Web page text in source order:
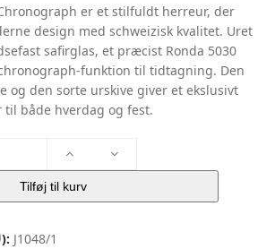
er et stilfuldt herreur, der
design med schweizisk kvalitet. Uret
safirglas, et præcist Ronda 5030
funktion til tidtagning. Den
og den sorte urskive giver et ekslusivt
til både hverdag og fest.
Tilføj til kurv
J1048/1